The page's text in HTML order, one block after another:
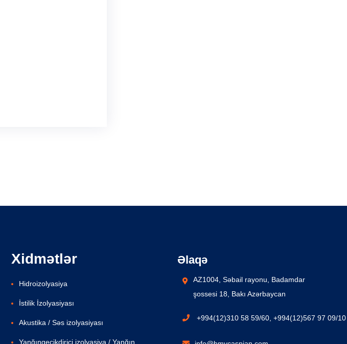
Xidmətlər
Hidroizolyasiya
İstilik İzolyasiyası
Akustika / Səs izolyasiyası
Yanğıngecikdirici izolyasiya / Yanğın
Əlaqə
AZ1004, Səbail rayonu, Badamdar
şossesi 18, Bakı Azərbaycan
+994(12)310 58 59/60, +994(12)567 97 09/10